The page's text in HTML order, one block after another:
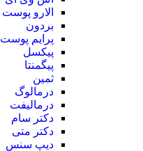
الارو پوست
بردون
پرایم پوست
پیکسل
پیگمنتا
ثمین
درمالوگ
درمالیفت
دکتر سام
دکتر متی
دیپ سنس